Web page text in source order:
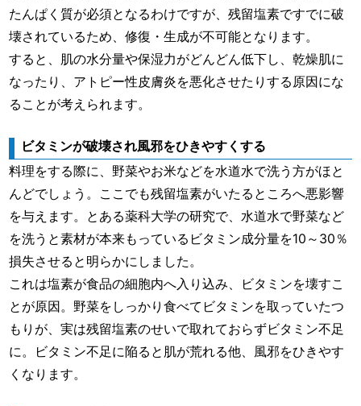
たんぱく質が必須となるわけですが、残留塩素ですでに破
壊されているため、修復・生成が不可能となります。
すると、肌の水分量や保湿力がどんどん低下し、乾燥肌に
なったり、アトピー性皮膚炎を悪化させたりする原因にな
ることが考えられます。
ビタミンが破壊され風邪をひきやすくする
料理をする際に、野菜やお米などを水道水で洗う方がほと
んどでしょう。ここでも残留塩素がいたるところへ悪影響
を与えます。とある薬科大学の研究で、水道水で野菜など
を洗うと素材が本来もっているビタミン成分量を10～30％
損失させると明らかにしました。
これは塩素が食品の細胞内へ入り込み、ビタミンを壊すこ
とが原因。野菜をしっかり食べてビタミンを取っていたつ
もりが、実は残留塩素のせいで取れておらずビタミン不足
に。ビタミン不足に陥ると肌が荒れる他、風邪をひきやす
くなります。